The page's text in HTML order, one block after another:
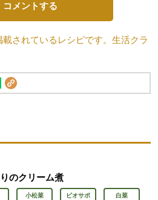
コメントする
されているレシピです。生活クラ
ンドウで開きます。
のクリーム煮
小松菜 ビオサポ 白菜